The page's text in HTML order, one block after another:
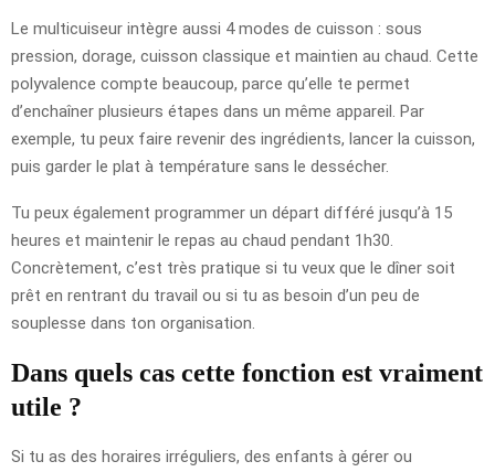
Le multicuiseur intègre aussi 4 modes de cuisson : sous
pression, dorage, cuisson classique et maintien au chaud. Cette
polyvalence compte beaucoup, parce qu’elle te permet
d’enchaîner plusieurs étapes dans un même appareil. Par
exemple, tu peux faire revenir des ingrédients, lancer la cuisson,
puis garder le plat à température sans le dessécher.
Tu peux également programmer un départ différé jusqu’à 15
heures et maintenir le repas au chaud pendant 1h30.
Concrètement, c’est très pratique si tu veux que le dîner soit
prêt en rentrant du travail ou si tu as besoin d’un peu de
souplesse dans ton organisation.
Dans quels cas cette fonction est vraiment
utile ?
Si tu as des horaires irréguliers, des enfants à gérer ou